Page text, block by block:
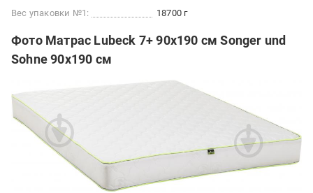
Вес упаковки №1:
18700 г
Фото Матрас Lubeck 7+ 90х190 см Songer und
Sohne 90x190 см